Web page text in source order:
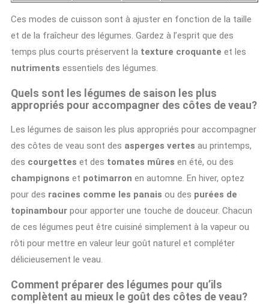
Ces modes de cuisson sont à ajuster en fonction de la taille
et de la fraîcheur des légumes. Gardez à l’esprit que des
temps plus courts préservent la texture croquante et les
nutriments essentiels des légumes.
Quels sont les légumes de saison les plus
appropriés pour accompagner des côtes de veau?
Les légumes de saison les plus appropriés pour accompagner
des côtes de veau sont des asperges vertes au printemps,
des courgettes et des tomates mûres en été, ou des
champignons et potimarron en automne. En hiver, optez
pour des racines comme les panais ou des purées de
topinambour pour apporter une touche de douceur. Chacun
de ces légumes peut être cuisiné simplement à la vapeur ou
rôti pour mettre en valeur leur goût naturel et compléter
délicieusement le veau.
Comment préparer des légumes pour qu’ils
complètent au mieux le goût des côtes de veau?